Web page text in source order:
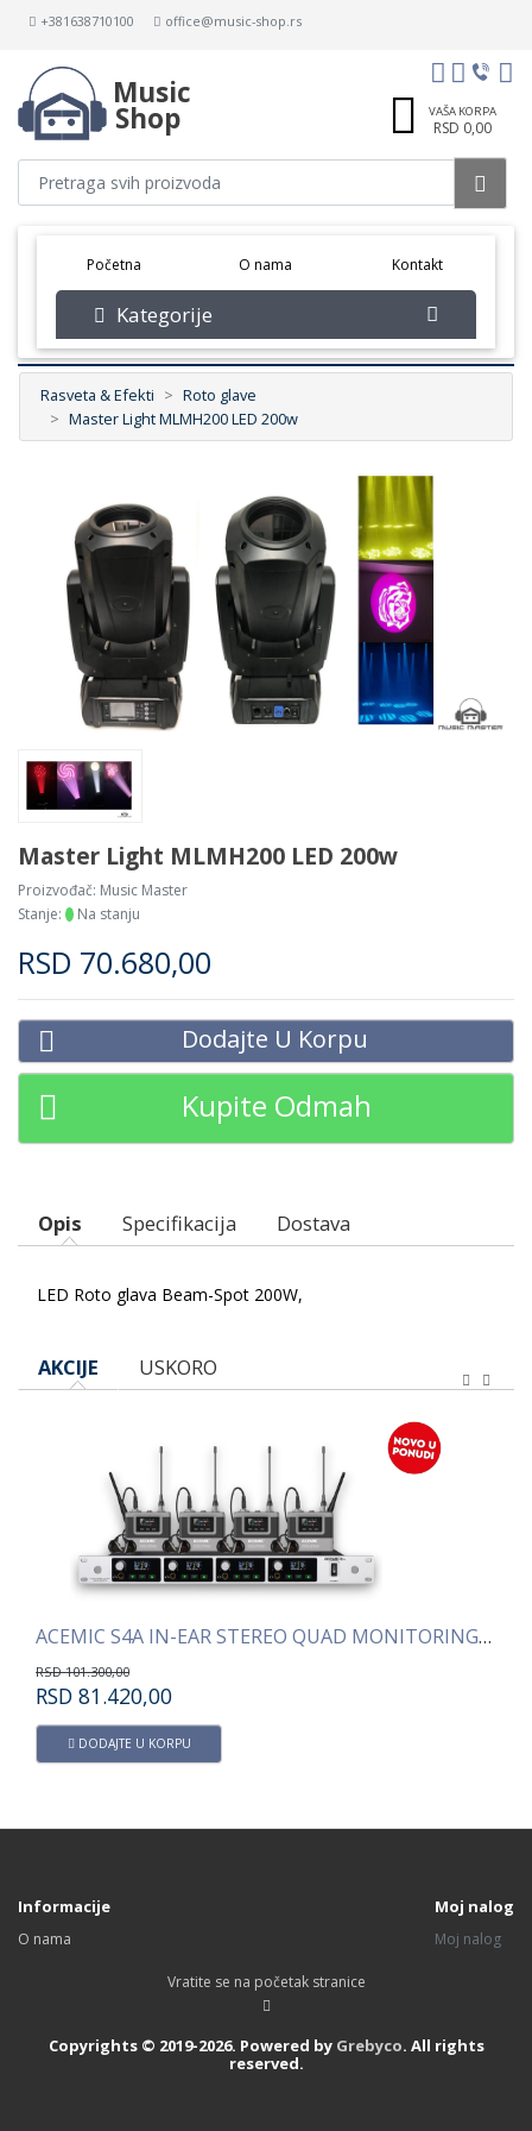
+381638710100 office@music-shop.rs
Music
Shop VAŠA KORPA
RSD 0,00
Početna(current) O nama Kontakt
Kategorije
Rasveta & Efekti
Roto glave
Master Light MLMH200 LED 200w
Master Light MLMH200 LED 200w
Proizvođač: Music Master
Stanje:
Na stanju
RSD 70.680,00
Dodajte U Korpu
Kupite Odmah
Opis Specifikacija Dostava
LED Roto glava Beam-Spot 200W,
AKCIJE USKORO
ACEMIC S4A IN-EAR STEREO QUAD MONITORING SISTEM ACEMIC S1A IN-EAR
Informacije
O nama
Moj nalog
Moj nalog
Vratite se na početak stranice
Copyrights © 2019-2026. Powered by Grebyco. All rights
reserved.